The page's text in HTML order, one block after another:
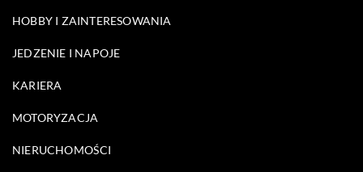
HOBBY I ZAINTERESOWANIA
JEDZENIE I NAPOJE
KARIERA
MOTORYZACJA
NIERUCHOMOŚCI